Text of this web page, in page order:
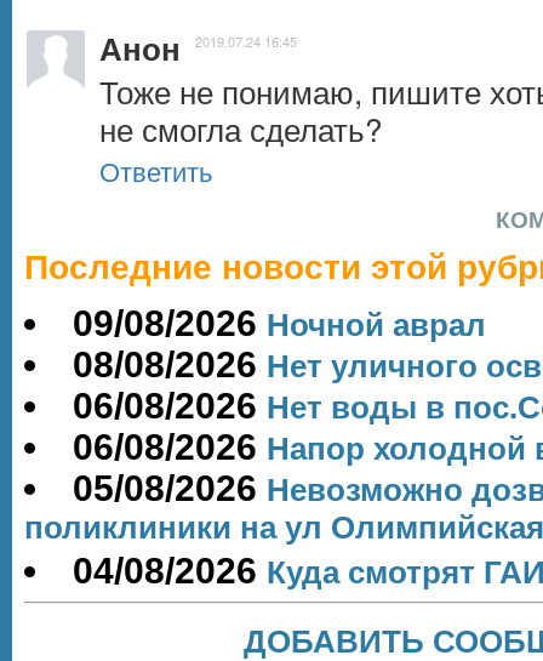
Анон 2019.07.24 16:45
Тоже не понимаю, пишите
не смогла сделать?
Ответить
Последние новости этой
09/08/2026 Ночной аврал
08/08/2026 Нет уличного
06/08/2026 Нет воды в
06/08/2026 Напор холодной
05/08/2026 Невозможно
поликлиники на ул
04/08/2026 Куда смотрят
ДОБАВИТЬ